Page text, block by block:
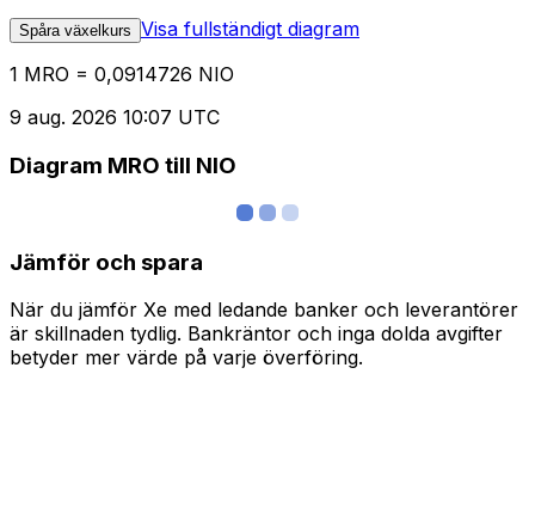
Spåra växelkurs Visa fullständigt diagram
1 MRO = 0,0914726 NIO
9 aug. 2026 10:07 UTC
Diagram MRO till NIO
Jämför och spara
När du jämför Xe med ledande banker och leverantörer
är skillnaden tydlig. Bankräntor och inga dolda avgifter
betyder mer värde på varje överföring.